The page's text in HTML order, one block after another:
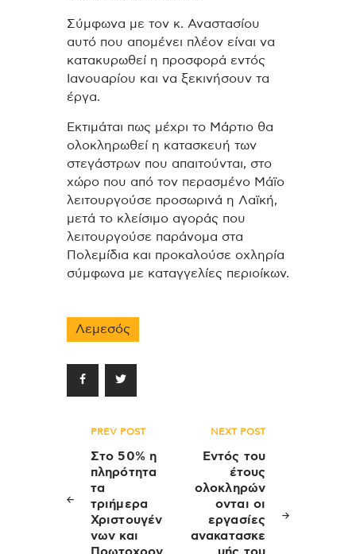
Σύμφωνα με τον κ. Αναστασίου
αυτό που απομένει πλέον είναι να
κατακυρωθεί η προσφορά εντός
Ιανουαρίου και να ξεκινήσουν τα
έργα.
Εκτιμάται πως μέχρι το Μάρτιο θα
ολοκληρωθεί η κατασκευή των
στεγάστρων που απαιτούνται, στο
χώρο που από τον περασμένο Μάϊο
λειτουργούσε προσωρινά η Λαϊκή,
μετά το κλείσιμο αγοράς που
λειτουργούσε παράνομα στα
Πολεμίδια και προκαλούσε οχληρία
σύμφωνα με καταγγελίες περιοίκων.
Λεμεσός
Πλοήγηση
άρθρων
PREV POST
Στο 50% η
πληρότητα
τα
τριήμερα
Χριστουγέν
νων και
Πρωτοχρον
NEXT POST
Εντός του
έτους
ολοκληρών
ονται οι
εργασίες
ανακατασκε
υής του